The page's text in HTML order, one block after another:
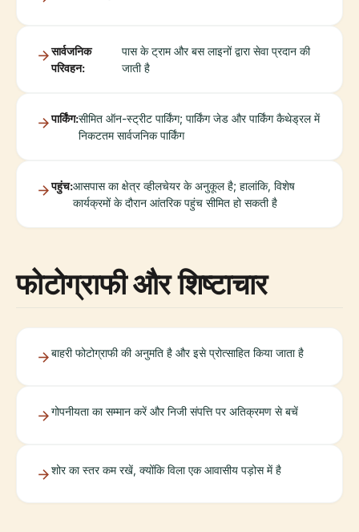
सार्वजनिक
परिवहन:
पास के ट्राम और बस लाइनों द्वारा सेवा प्रदान की
जाती है
पार्किंग:सीमित ऑन-स्ट्रीट पार्किंग; पार्किंग जेड और पार्किंग कैथेड्रल में
निकटतम सार्वजनिक पार्किंग
पहुंच:आसपास का क्षेत्र व्हीलचेयर के अनुकूल है; हालांकि, विशेष
कार्यक्रमों के दौरान आंतरिक पहुंच सीमित हो सकती है
फोटोग्राफी और शिष्टाचार
बाहरी फोटोग्राफी की अनुमति है और इसे प्रोत्साहित किया जाता है
गोपनीयता का सम्मान करें और निजी संपत्ति पर अतिक्रमण से बचें
शोर का स्तर कम रखें, क्योंकि विला एक आवासीय पड़ोस में है